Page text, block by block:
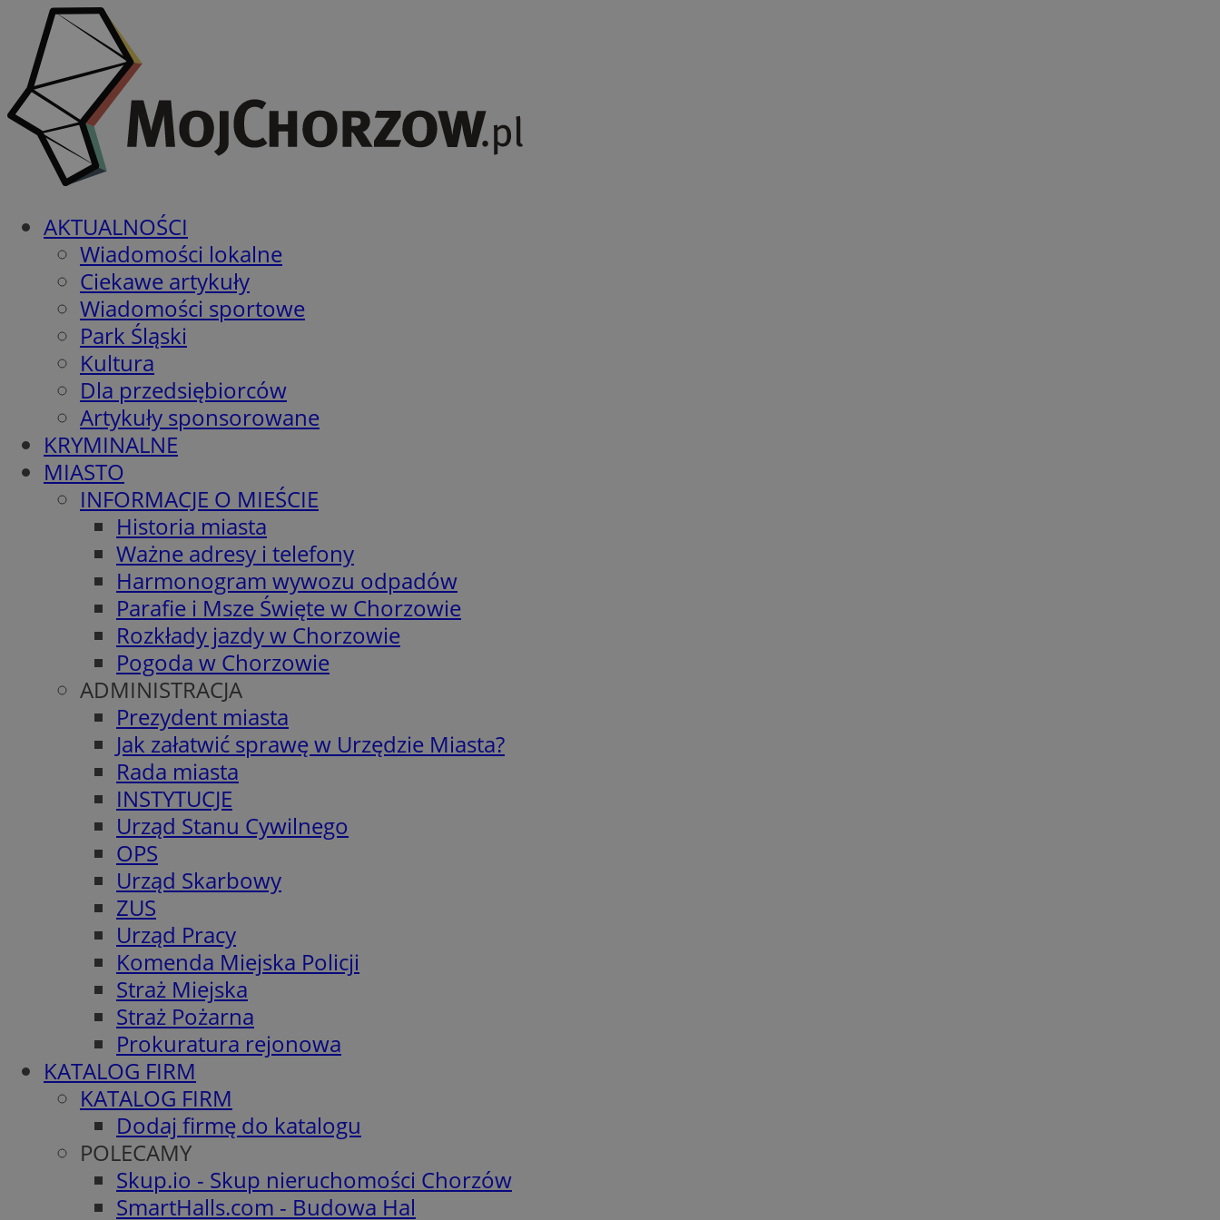
AKTUALNOŚCI
Wiadomości lokalne
Ciekawe artykuły
Wiadomości sportowe
Park Śląski
Kultura
Dla przedsiębiorców
Artykuły sponsorowane
KRYMINALNE
MIASTO
INFORMACJE O MIEŚCIE
Historia miasta
Ważne adresy i telefony
Harmonogram wywozu odpadów
Parafie i Msze Święte w Chorzowie
Rozkłady jazdy w Chorzowie
Pogoda w Chorzowie
ADMINISTRACJA
Prezydent miasta
Jak załatwić sprawę w Urzędzie Miasta?
Rada miasta
INSTYTUCJE
Urząd Stanu Cywilnego
OPS
Urząd Skarbowy
ZUS
Urząd Pracy
Komenda Miejska Policji
Straż Miejska
Straż Pożarna
Prokuratura rejonowa
KATALOG FIRM
KATALOG FIRM
Dodaj firmę do katalogu
POLECAMY
Skup.io - Skup nieruchomości Chorzów
SmartHalls.com - Budowa Hal